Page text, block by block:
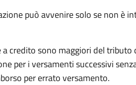
può avvenire solo se non è
a credito sono maggiori del
per i versamenti successivi
per errato versamento.